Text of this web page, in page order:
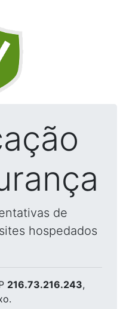
de
hospedados
216.73.216.243,